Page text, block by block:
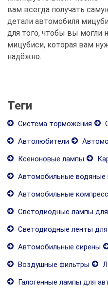
вам всегда получать
детали автомобиля
для того, чтобы вы могли
мицубиси, которая вам
надёжно.
Теги
Система торможения
Автолюбители
Ксеноновые лампы
Автомобильные водяные
Автомобильные
Светодиодные лампы
Светодиодные ленты
Автомобильные сирены
Воздушные фильтры
Галогенные лампы для